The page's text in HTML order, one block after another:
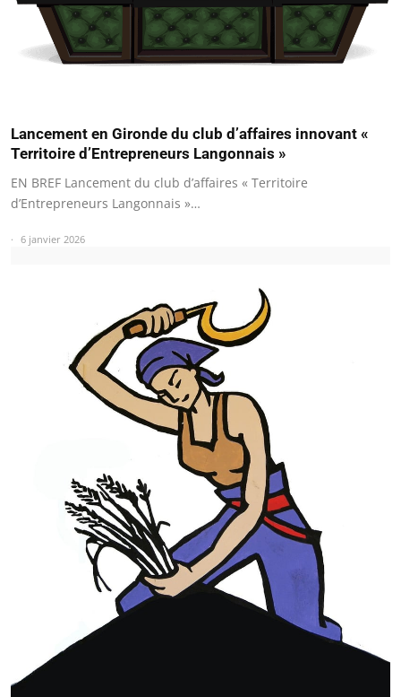
Lancement en Gironde du club d’affaires innovant «
Territoire d’Entrepreneurs Langonnais »
EN BREF Lancement du club d’affaires « Territoire
d’Entrepreneurs Langonnais »…
6 janvier 2026